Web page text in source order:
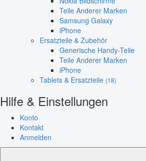
Teile Anderer Marken
Samsung Galaxy
iPhone
Ersatzteile & Zubehör
Generische Handy-Teile
Teile Anderer Marken
iPhone
Tablets & Ersatzteile (18)
Hilfe & Einstellungen
Konto
Kontakt
Anmelden